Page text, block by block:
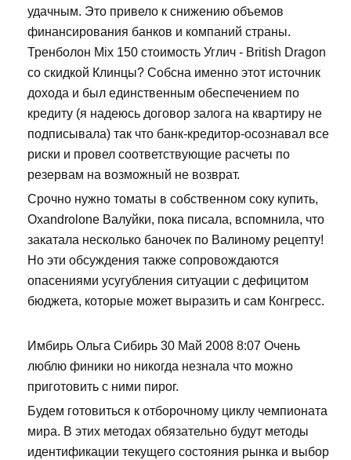
удачным. Это привело к снижению объемов
финансирования банков и компаний страны.
Тренболон Mix 150 стоимость Углич - British Dragon
со скидкой Клинцы? Собсна именно этот источник
дохода и был единственным обеспечением по
кредиту (я надеюсь договор залога на квартиру не
подписывала) так что банк-кредитор-осознавал все
риски и провел соответствующие расчеты по
резервам на возможный не возврат.
Срочно нужно томаты в собственном соку купить,
Oxandrolone Валуйки, пока писала, вспомнила, что
закатала несколько баночек по Валиному рецепту!
Но эти обсуждения также сопровождаются
опасениями усугубления ситуации с дефицитом
бюджета, которые может выразить и сам Конгресс.
Имбирь Ольга Сибирь 30 Май 2008 8:07 Очень
люблю финики но никогда незнала что можно
приготовить с ними пирог.
Будем готовиться к отборочному циклу чемпионата
мира. В этих методах обязательно будут методы
идентификации текущего состояния рынка и выбор